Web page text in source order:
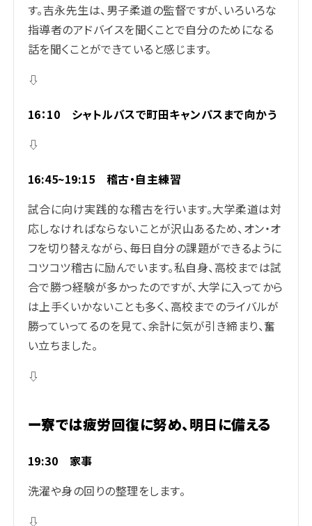
す。吉永先生は、男子柔道の監督ですが、いろいろな
指導者のアドバイスを聞くことで自分のためになる
話を聞くことができていると感じます。
⇩
16：10 シャトルバスで町田キャンパスまで向かう
⇩
16:45~19:15 稽古・自主練習
試合に向け実践的な稽古を行います。大学柔道は対
応しなければならないことが沢山あるため、オン・オ
フを切り替えながら、毎日自分の課題ができるように
コツコツ稽古に励んでいます。私自身、高校までは試
合で勝つ経験が多かったのですが、大学に入ってから
は上手くいかないことも多く、高校までのライバルが
勝っていってるのを見て、余計に気が引き締まり、奮
い立ちました。
⇩
ー寮では疲労回復に努め、明日に備える
19:30 家事
洗濯や身の回りの整理をします。
⇩